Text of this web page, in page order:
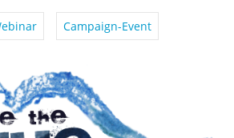
Campaign-Event